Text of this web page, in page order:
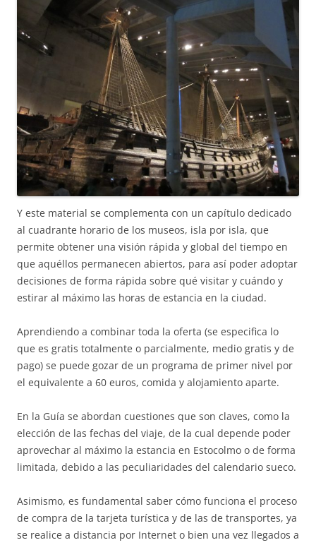
Y este material se complementa con un capítulo dedicado
al cuadrante horario de los museos, isla por isla, que
permite obtener una visión rápida y global del tiempo en
que aquéllos permanecen abiertos, para así poder adoptar
decisiones de forma rápida sobre qué visitar y cuándo y
estirar al máximo las horas de estancia en la ciudad.
Aprendiendo a combinar toda la oferta (se especifica lo
que es gratis totalmente o parcialmente, medio gratis y de
pago) se puede gozar de un programa de primer nivel por
el equivalente a 60 euros, comida y alojamiento aparte.
En la Guía se abordan cuestiones que son claves, como la
elección de las fechas del viaje, de la cual depende poder
aprovechar al máximo la estancia en Estocolmo o de forma
limitada, debido a las peculiaridades del calendario sueco.
Asimismo, es fundamental saber cómo funciona el proceso
de compra de la tarjeta turística y de las de transportes, ya
se realice a distancia por Internet o bien una vez llegados a